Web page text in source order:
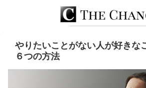
やりたいことがない人が好きな
６つの方法